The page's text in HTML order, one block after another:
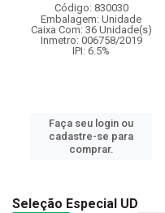
Código: 830030
Embalagem: Unidade
Caixa Com: 36 Unidade(s)
Inmetro: 006758/2019
IPI: 6.5%
Faça seu login ou
cadastre-se para
comprar.
Seleção Especial UD